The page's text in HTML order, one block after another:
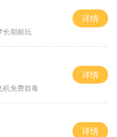
长期耐玩
详情
机免费群毒
详情
详情